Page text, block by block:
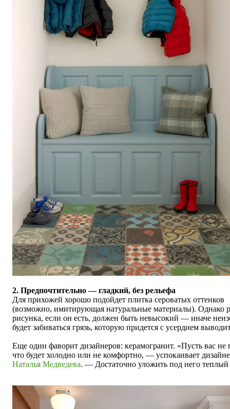
2. Предпочтительно — гладкий, без рельефа
Для прихожей хорошо подойдет плитка сероватых оттенков
(возможно, имитирующая натуральные материалы). Однако
рисунка, если он есть, должен быть невысокий — иначе
будет забиваться грязь, которую придется с усердием
Еще один фаворит дизайнеров: керамогранит. «Пусть вас не
что будет холодно или не комфортно, — успокаивает
Наталья Медведева. — Достаточно уложить под него теплый